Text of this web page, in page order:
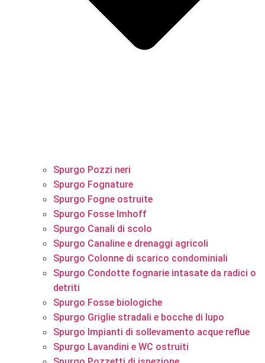
Spurgo Pozzi neri
Spurgo Fognature
Spurgo Fogne ostruite
Spurgo Fosse Imhoff
Spurgo Canali di scolo
Spurgo Canaline e drenaggi agricoli
Spurgo Colonne di scarico condominiali
Spurgo Condotte fognarie intasate da radici o
detriti
Spurgo Fosse biologiche
Spurgo Griglie stradali e bocche di lupo
Spurgo Impianti di sollevamento acque reflue
Spurgo Lavandini e WC ostruiti